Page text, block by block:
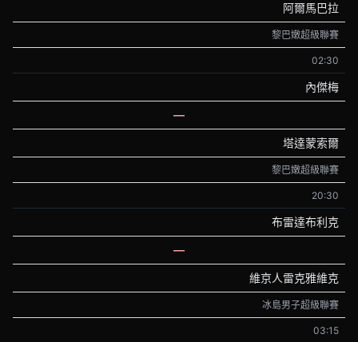
阿爾馬巴拉
黎巴嫩超級聯賽
02:30
內傑梅
—
塔達蒙索爾
黎巴嫩超級聯賽
20:30
布雷達布利克
—
維京人雷克雅維克
冰島男子超級聯賽
03:15